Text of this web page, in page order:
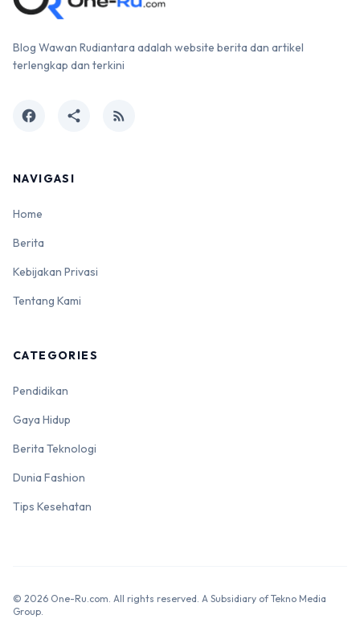
Blog Wawan Rudiantara adalah website berita dan artikel
terlengkap dan terkini
facebook share rss_feed
NAVIGASI
Home
Berita
Kebijakan Privasi
Tentang Kami
CATEGORIES
Pendidikan
Gaya Hidup
Berita Teknologi
Dunia Fashion
Tips Kesehatan
© 2026 One-Ru.com. All rights reserved. A Subsidiary of Tekno Media
Group.